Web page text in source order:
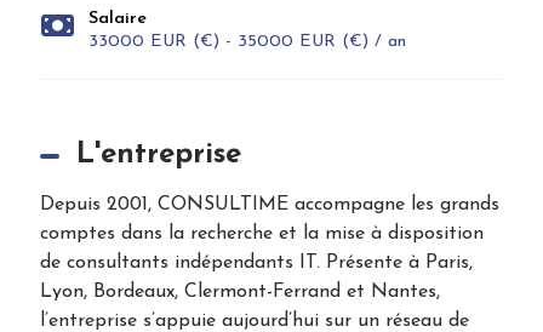
Salaire
33000 EUR (€) - 35000 EUR (€) / an
L'entreprise
Depuis 2001, CONSULTIME accompagne les grands
comptes dans la recherche et la mise à disposition
de consultants indépendants IT. Présente à Paris,
Lyon, Bordeaux, Clermont-Ferrand et Nantes,
l’entreprise s’appuie aujourd’hui sur un réseau de